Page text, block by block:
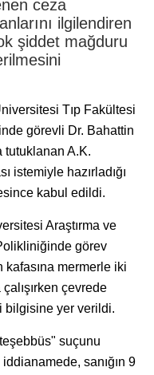
ceza
ilgilendiren
şiddet mağduru
Tıp Fakültesi
görevli Dr. Bahattin
tutuklanan A.K.
istemiyle hazırladığı
kabul edildi.
Araştırma ve
görev
kafasına mermerle iki
çevrede
bilgisine yer verildi.
suçunu
sanığın 9